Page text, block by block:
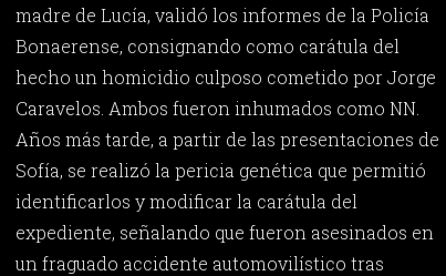
madre de Lucía, validó los informes de la Policía
Bonaerense, consignando como carátula del
hecho un homicidio culposo cometido por Jorge
Caravelos. Ambos fueron inhumados como NN.
Años más tarde, a partir de las presentaciones de
Sofía, se realizó la pericia genética que permitió
identificarlos y modificar la carátula del
expediente, señalando que fueron asesinados en
un fraguado accidente automovilístico tras